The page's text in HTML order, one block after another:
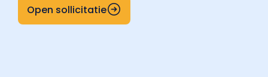
Open sollicitatie